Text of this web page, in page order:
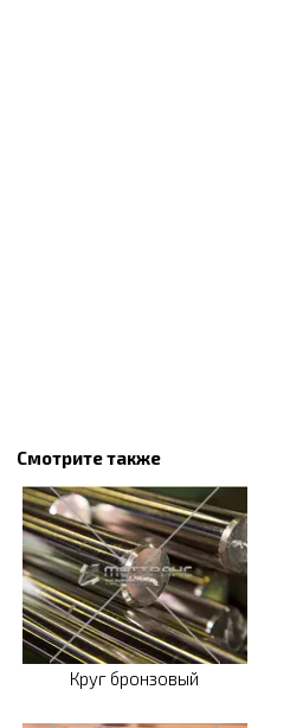
Смотрите также
Круг бронзовый